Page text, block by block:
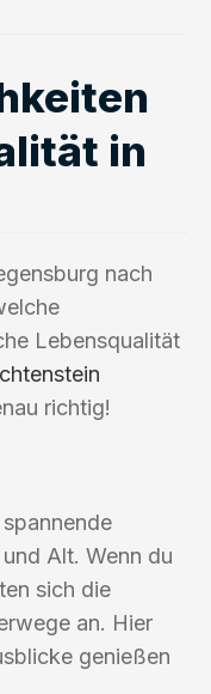
in
nach
Lebensqualität
richtig!
Alt. Wenn du
sich die
an. Hier
genießen